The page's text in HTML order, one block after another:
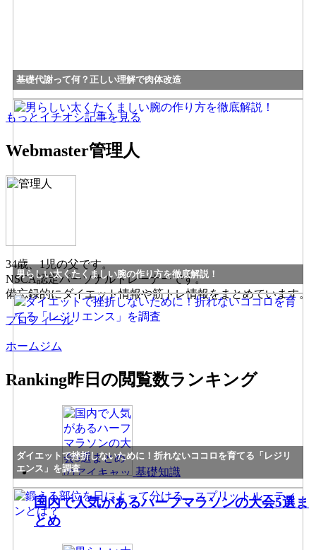
基礎代謝って何？正しい理解で肉体改造
男らしい太くたくましい腕の作り方を徹底解説！
ダイエットで挫折しないために！折れないココロを育てる「レジリ
エンス」を調査
もっとイチオシ記事を見る
Webmaster管理人
34歳、1児の父です。
NSCA認定パーソナルトレーナーです。
備忘録的にダイエット情報や筋トレ情報をまとめています。
プロフィール
ホームジム
Ranking昨日の閲覧数ランキング
基礎知識
国内で人気があるハーフマラソンの大会5選ま
とめ